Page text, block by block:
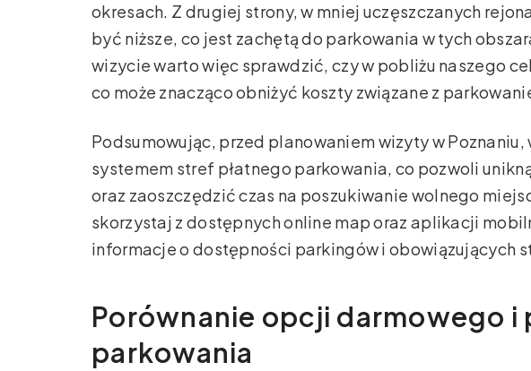
okresach. Z drugiej strony, w mniej uczęszczanych
być niższe, co jest zachętą do parkowania w tych
wizycie warto więc sprawdzić, czy w pobliżu naszego
co może znacząco obniżyć koszty związane z
Podsumowując, przed planowaniem wizyty w Poznaniu,
systemem stref płatnego parkowania, co pozwoli
oraz zaoszczędzić czas na poszukiwanie wolnego
skorzystaj z dostępnych online map oraz aplikacji
informacje o dostępności parkingów i obowiązujących
Porównanie opcji darmowego i
parkowania